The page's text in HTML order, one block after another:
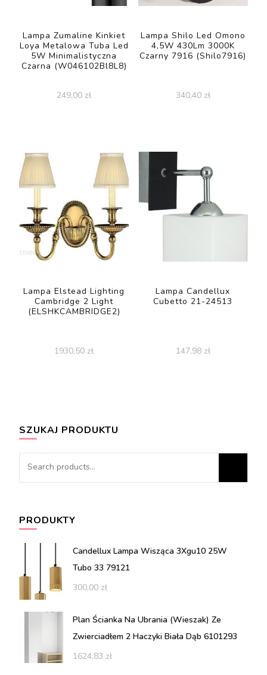
Lampa Zumaline Kinkiet
Loya Metalowa Tuba Led
5W Minimalistyczna
Czarna (W046102Bl8L8)
249,00 zł
Lampa Shilo Led Omono
4,5W 430Lm 3000K
Czarny 7916 (Shilo7916)
340,40 zł
Lampa Elstead Lighting
Cambridge 2 Light
(ELSHKCAMBRIDGE2)
1930,50 zł
Lampa Candellux
Cubetto 21-24513
147,98 zł
SZUKAJ PRODUKTU
Search
PRODUKTY
Candellux Lampa Wisząca 3Xgu10 25W
Tubo 33 79121
300,00 zł
Plan Ścianka Na Ubrania (Wieszak) Ze
Zwierciadłem 2 Haczyki Biała Dąb 6101293
1624,83 zł